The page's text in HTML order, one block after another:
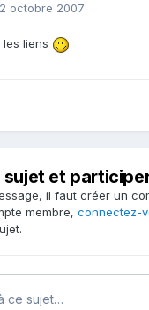
octobre 2007
liens
sujet et
il faut créer un
membre, connectez-
ce sujet…